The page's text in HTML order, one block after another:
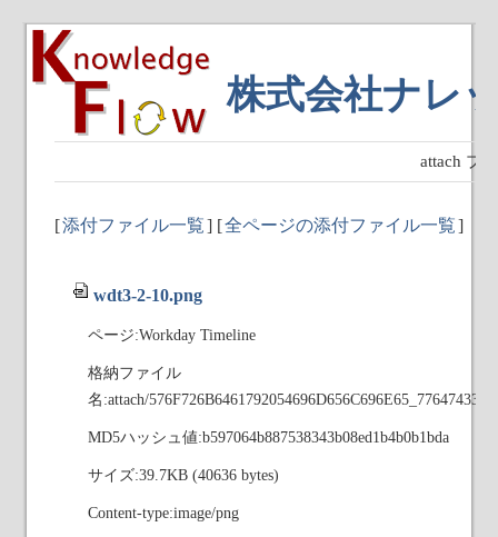
株式会社ナレ
attach プ
[添付ファイル一覧] [全ページの添付ファイル一覧]
wdt3-2-10.png
ページ:Workday Timeline
格納ファイル
名:attach/
MD5ハッシュ値:b597064b887538343b08ed1b4b0b1bda
サイズ:39.7KB (40636 bytes)
Content-type:image/png